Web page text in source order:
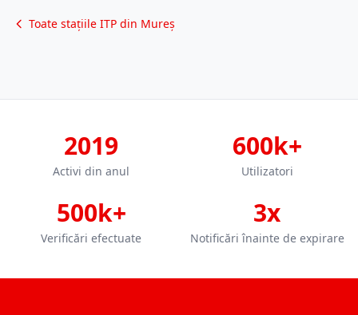
Toate stațiile ITP din Mureș
2019
Activi din anul
600k+
Utilizatori
500k+
Verificări efectuate
3x
Notificări înainte de expirare